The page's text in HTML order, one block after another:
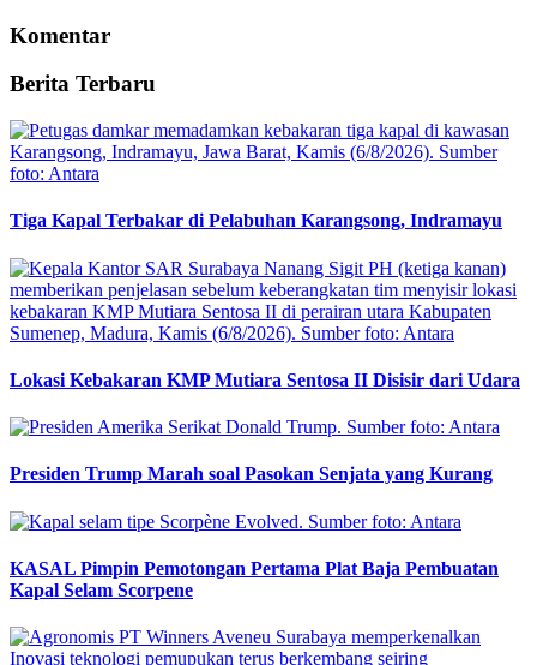
Komentar
Berita Terbaru
Tiga Kapal Terbakar di Pelabuhan Karangsong, Indramayu
Lokasi Kebakaran KMP Mutiara Sentosa II Disisir dari Udara
Presiden Trump Marah soal Pasokan Senjata yang Kurang
KASAL Pimpin Pemotongan Pertama Plat Baja Pembuatan
Kapal Selam Scorpene